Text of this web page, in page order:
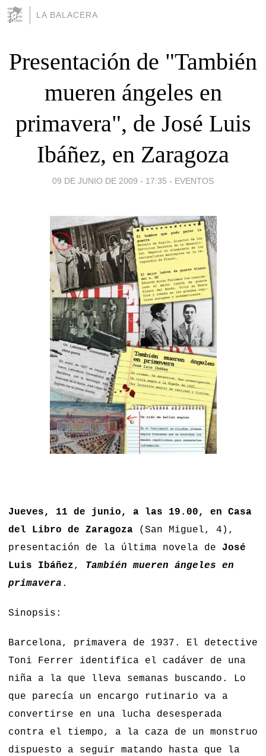
LA BALACERA
Presentación de "También
mueren ángeles en
primavera", de José Luis
Ibáñez, en Zaragoza
09 DE JUNIO DE 2009 - 17:35 - EVENTOS
Jueves, 11 de junio, a las 19.00, en Casa
del Libro de Zaragoza (San Miguel, 4),
presentación de la última novela de José
Luis Ibáñez, También mueren ángeles en
primavera .
Sinopsis:
Barcelona, primavera de 1937. El detective
Toni Ferrer identifica el cadáver de una
niña a la que lleva semanas buscando. Lo
que parecía un encargo rutinario va a
convertirse en una lucha desesperada
contra el tiempo, a la caza de un monstruo
dispuesto a seguir matando hasta que la